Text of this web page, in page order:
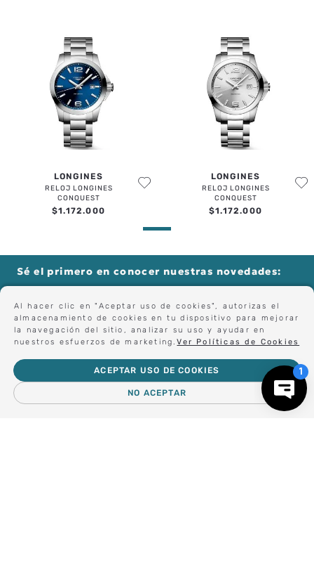
Al hacer clic en "Aceptar uso de cookies", autorizas el
almacenamiento de cookies en tu dispositivo para mejorar
la navegación del sitio, analizar su uso y ayudar en
nuestros esfuerzos de marketing.Ver Políticas de Cookies
NO ACEPTAR
ACEPTAR USO DE COOKIES
LONGINES
RELOJ LONGINES
CONQUEST
$1.172.000
LONGINES
RELOJ LONGINES
CONQUEST
$1.172.000
Sé el primero en conocer nuestras novedades:
Forma parte de nuestros clientes exclusivos.